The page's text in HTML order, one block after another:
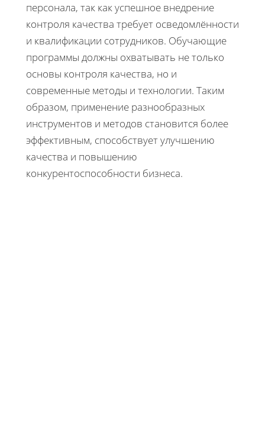
персонала, так как успешное внедрение
контроля качества требует осведомлённости
и квалификации сотрудников. Обучающие
программы должны охватывать не только
основы контроля качества, но и
современные методы и технологии. Таким
образом, применение разнообразных
инструментов и методов становится более
эффективным, способствует улучшению
качества и повышению
конкурентоспособности бизнеса.